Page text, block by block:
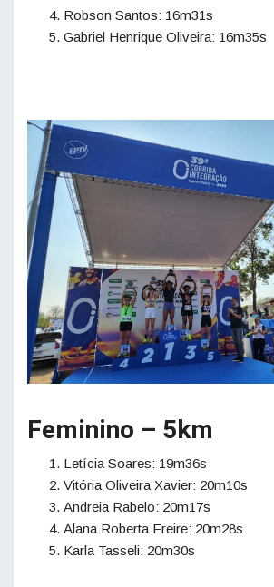
Robson Santos: 16m31s
Gabriel Henrique Oliveira: 16m35s
Feminino – 5km
Letícia Soares: 19m36s
Vitória Oliveira Xavier: 20m10s
Andreia Rabelo: 20m17s
Alana Roberta Freire: 20m28s
Karla Tasseli: 20m30s